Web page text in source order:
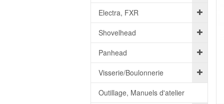
Electra, FXR
Shovelhead
Panhead
Visserie/Boulonnerie
Outillage, Manuels d'atelier